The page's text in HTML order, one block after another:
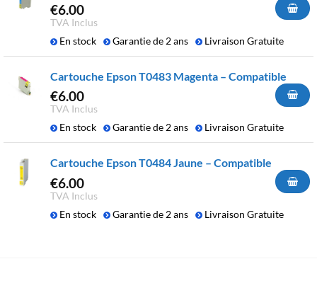
€6.00
TVA Inclus
En stock
Garantie de 2 ans Livraison Gratuite
Cartouche Epson T0483 Magenta – Compatible
€6.00
TVA Inclus
En stock
Garantie de 2 ans Livraison Gratuite
Cartouche Epson T0484 Jaune – Compatible
€6.00
TVA Inclus
En stock
Garantie de 2 ans Livraison Gratuite